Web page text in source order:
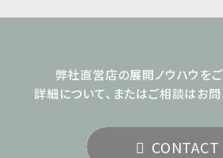
弊社直営店の展開ノウハウをご
詳細について、またはご相談はお問
CONTACT